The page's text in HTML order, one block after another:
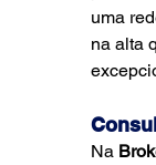
uma
na alta
Na